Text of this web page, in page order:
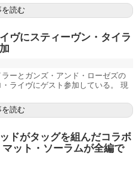
読む
ヴにスティーヴン・タイラ
ーとガンズ・アンド・ローゼズの
ライヴにゲスト参加している。 現
読む
ドがタッグを組んだコラボ
ット・ソーラムが全編で